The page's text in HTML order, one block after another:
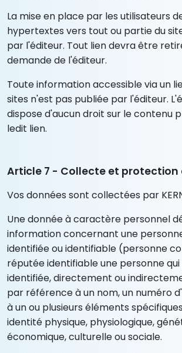
La mise en place par les utilisateurs
hypertextes vers tout ou partie du
par l'éditeur. Tout lien devra être
demande de l'éditeur.
Toute information accessible via un
sites n'est pas publiée par l'éditeur.
dispose d'aucun droit sur le contenu
ledit lien.
Article 7 - Collecte et protection
Vos données sont collectées par
Une donnée à caractère personnel
information concernant une
identifiée ou identifiable (personne
réputée identifiable une personne
identifiée, directement ou
par référence à un nom, un numéro
à un ou plusieurs éléments
identité physique, physiologique,
économique, culturelle ou sociale.